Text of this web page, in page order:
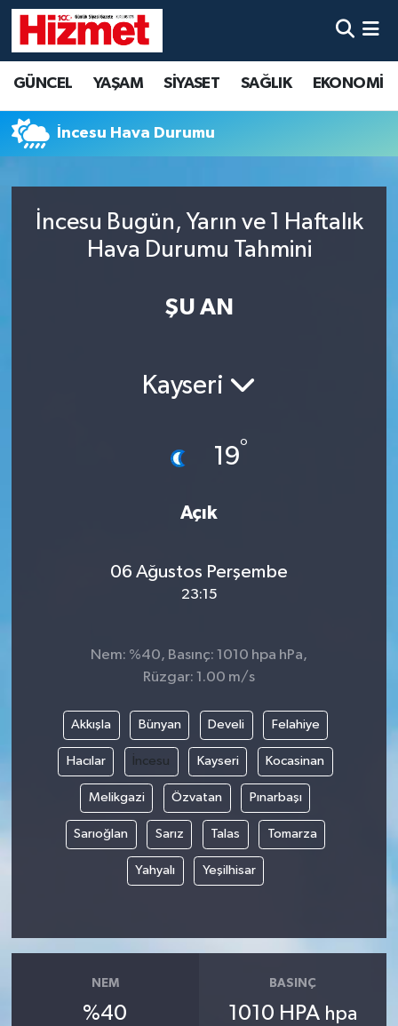
GÜNCEL YAŞAM SİYASET SAĞLIK EKONOMİ
İncesu Hava Durumu
İncesu Bugün, Yarın ve 1 Haftalık
Hava Durumu Tahmini
ŞU AN
Kayseri
19°
Açık
06 Ağustos Perşembe
23:15
Nem: %40, Basınç: 1010 hpa hPa,
Rüzgar: 1.00 m/s
Akkışla Bünyan Develi Felahiye
Hacılar İncesu Kayseri Kocasinan
Melikgazi Özvatan Pınarbaşı
Sarıoğlan Sarız Talas Tomarza
Yahyalı Yeşilhisar
NEM
%40
BASINÇ
1010 HPA hpa
YAŞAM
SİYASET
EKONOMİ
Denizli Hava Durumu
Denizli Trafik Yoğunluk Haritası
Tüm Manşetler